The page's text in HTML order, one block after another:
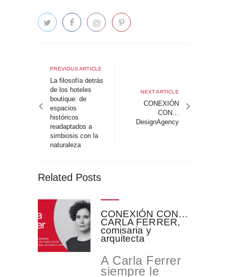
de
entradas
Previous
article
PREVIOUS ARTICLE
La filosofía detrás
de los hoteles
boutique: de
espacios
históricos
readaptados a
simbiosis con la
naturaleza
Next
article
NEXT ARTICLE
CONEXIÓN
CON…
DesignAgency
Related Posts
CONEXIÓN CON…
CARLA FERRER,
comisaria y
arquitecta
A Carla Ferrer
siempre le